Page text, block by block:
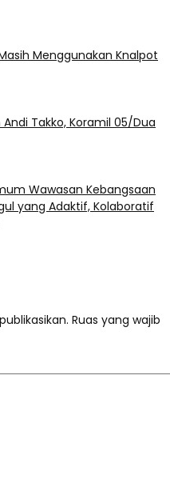
Menggunakan Knalpot
Takko, Koramil 05/Dua
Wawasan Kebangsaan
yang Adaktif, Kolaboratif
Ruas yang wajib